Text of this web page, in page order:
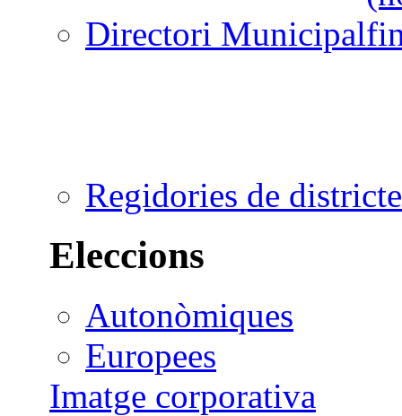
Directori Municipal
Regidories de districte
Eleccions
Autonòmiques
Europees
Imatge corporativa